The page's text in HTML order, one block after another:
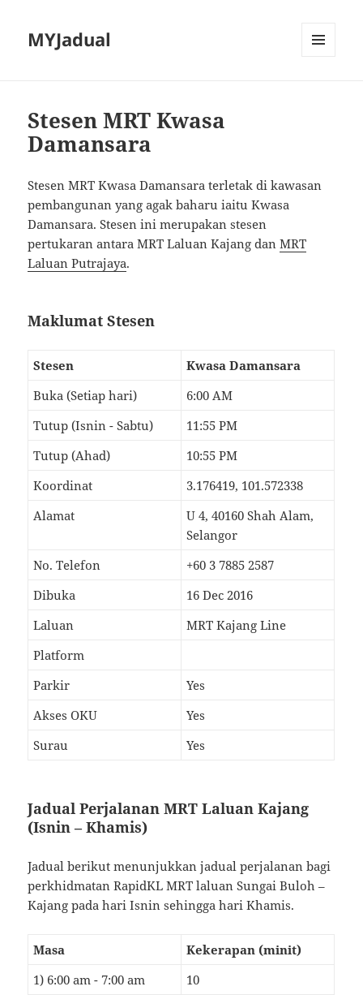
MYJadual
Stesen MRT Kwasa
Damansara
Stesen MRT Kwasa Damansara terletak di kawasan
pembangunan yang agak baharu iaitu Kwasa
Damansara. Stesen ini merupakan stesen
pertukaran antara MRT Laluan Kajang danMRT
Laluan Putrajaya.
Maklumat Stesen
Stesen
Kwasa Damansara
Buka (Setiap hari)
6:00 AM
Tutup (Isnin - Sabtu)
11:55 PM
Tutup (Ahad)
10:55 PM
Koordinat
3.176419, 101.572338
Alamat
U 4, 40160 Shah Alam,
Selangor
No. Telefon
+60 3 7885 2587
Dibuka
16 Dec 2016
Laluan
MRT Kajang Line
Platform
Parkir
Yes
Akses OKU
Yes
Surau
Yes
Jadual Perjalanan MRT Laluan Kajang
(Isnin – Khamis)
Jadual berikut menunjukkan jadual perjalanan bagi
perkhidmatan RapidKL MRT laluan Sungai Buloh –
Kajang pada hari Isnin sehingga hari Khamis.
Masa
Kekerapan (minit)
1) 6:00 am - 7:00 am
10